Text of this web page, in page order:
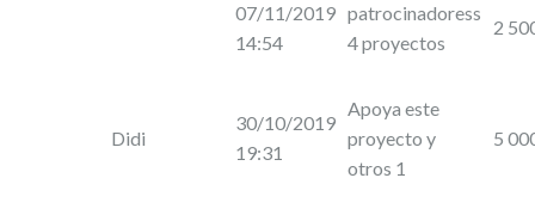
07/11/2019
14:54
patrocinadoress
4 proyectos
2
Didi
30/10/2019
19:31
Apoya este
proyecto y
otros 1
5